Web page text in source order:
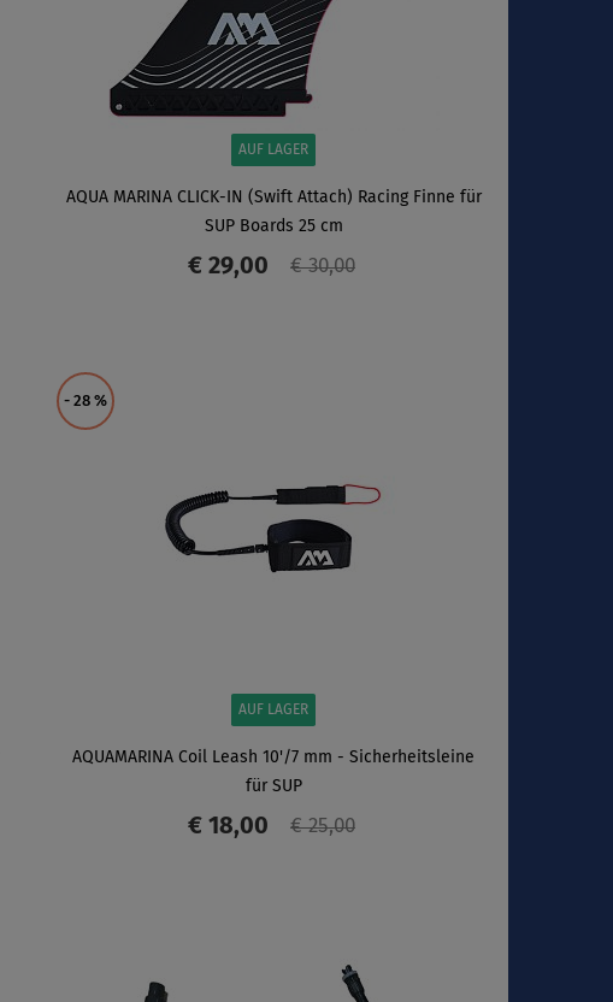
AUF LAGER
AQUA MARINA CLICK-IN (Swift Attach) Racing Finne für
SUP Boards 25 cm
€ 29,00 € 30,00
- 28 %
AUF LAGER
AQUAMARINA Coil Leash 10'/7 mm - Sicherheitsleine
für SUP
€ 18,00 € 25,00